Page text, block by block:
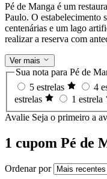
Pé de Manga é um
Paulo. O estabelecimento
centenárias e um lago
realizar a reserva com
Ver mais
Sua nota para Pé de
5 estrelas
4
estrelas
1 estrela
Avalie Seja o primeiro a
1 cupom Pé de
Ordenar por